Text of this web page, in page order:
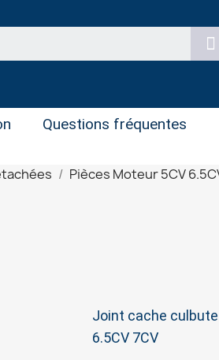
Questions fréquentes
Pièces Moteur 5CV
Joint cache
6.5CV 7CV